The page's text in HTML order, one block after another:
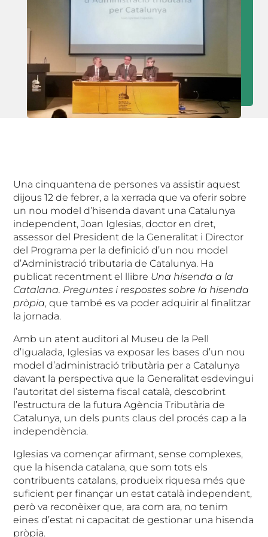
Una cinquantena de persones va assistir aquest
dijous 12 de febrer, a la xerrada que va oferir sobre
un nou model d’hisenda davant una Catalunya
independent, Joan Iglesias, doctor en dret,
assessor del President de la Generalitat i Director
del Programa per la definició d’un nou model
d’Administració tributaria de Catalunya. Ha
publicat recentment el llibre Una hisenda a la
Catalana. Preguntes i respostes sobre la hisenda
pròpia, que també es va poder adquirir al finalitzar
la jornada.
Amb un atent auditori al Museu de la Pell
d’Igualada, Iglesias va exposar les bases d’un nou
model d’administració tributària per a Catalunya
davant la perspectiva que la Generalitat esdevingui
l’autoritat del sistema fiscal català, descobrint
l’estructura de la futura Agència Tributària de
Catalunya, un dels punts claus del procés cap a la
independència.
Iglesias va començar afirmant, sense complexes,
que la hisenda catalana, que som tots els
contribuents catalans, produeix riquesa més que
suficient per finançar un estat català independent,
però va reconèixer que, ara com ara, no tenim
eines d’estat ni capacitat de gestionar una hisenda
pròpia.